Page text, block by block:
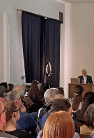
Kontakt
Öffnungszeiten
Stellenangebote
Newsletter
Presse
Impressum
Datenschutz
Archiv